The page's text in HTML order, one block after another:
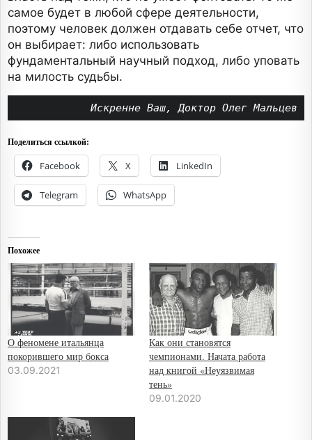
самое будет в любой сфере деятельности,
поэтому человек должен отдавать себе отчет, что
он выбирает: либо использовать
фундаментальный научный подход, либо уповать
на милость судьбы.
Искренне Ваш, Доктор Олег Мальцев
Поделиться ссылкой:
Facebook X LinkedIn
Telegram WhatsApp
Похожее
О феномене итальянца
покорившего мир бокса
03.09.2021
Как они становятся
чемпионами. Начата работа
над книгой «Неуязвимая
тень»
09.01.2020